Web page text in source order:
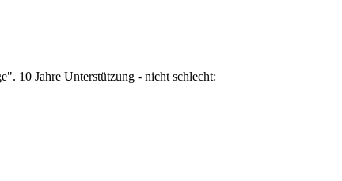
10 Jahre Unterstützung - nicht schlecht: